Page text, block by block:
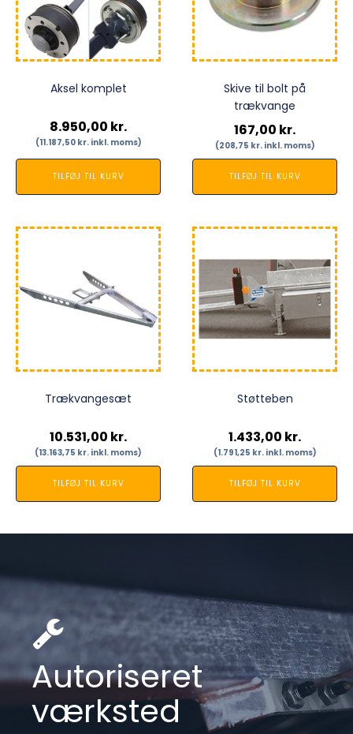
Aksel komplet
8.950,00 kr.
(11.187,50 kr.inkl. moms)
TILFØJ TIL KURV
Skive til bolt på
trækvange
167,00 kr.
(208,75 kr.inkl. moms)
TILFØJ TIL KURV
Trækvangesæt
10.531,00 kr.
(13.163,75 kr. inkl. moms)
TILFØJ TIL KURV
Støtteben
1.433,00 kr.
(1.791,25 kr.inkl. moms)
TILFØJ TIL KURV
Autoriseret
værksted